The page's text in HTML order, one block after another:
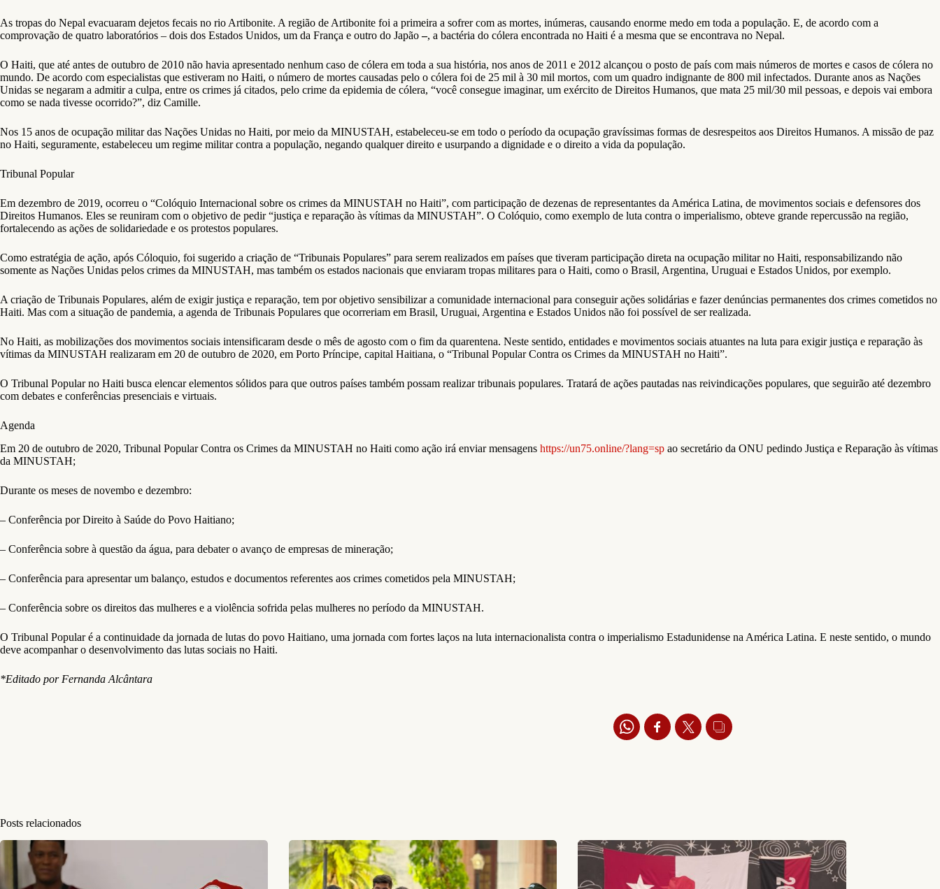
As tropas do Nepal evacuaram dejetos fecais no rio Artibonite. A região de Artibonite foi a primeira a sofrer com as mortes, inúmeras, causando enorme medo em toda a população. E, de acordo com a
comprovação de quatro laboratórios – dois dos Estados Unidos, um da França e outro do Japão–, a bactéria do cólera encontrada no Haiti é a mesma que se encontrava no Nepal.
O Haiti, que até antes de outubro de 2010 não havia apresentado nenhum caso de cólera em toda a sua história, nos anos de 2011 e 2012 alcançou o posto de país com mais números de mortes e casos de cólera no
mundo. De acordo com especialistas que estiveram no Haiti, o número de mortes causadas pelo o cólera foi de 25 mil à 30 mil mortos, com um quadro indignante de 800 mil infectados. Durante anos as Nações
Unidas se negaram a admitir a culpa, entre os crimes já citados, pelo crime da epidemia de cólera, “você consegue imaginar, um exército de Direitos Humanos, que mata 25 mil/30 mil pessoas, e depois vai embora
como se nada tivesse ocorrido?”, diz Camille.
Nos 15 anos de ocupação militar das Nações Unidas no Haiti, por meio da MINUSTAH, estabeleceu-se em todo o período da ocupação gravíssimas formas de desrespeitos aos Direitos Humanos. A missão de paz
no Haiti, seguramente, estabeleceu um regime militar contra a população, negando qualquer direito e usurpando a dignidade e o direito a vida da população.
Tribunal Popular
Em dezembro de 2019, ocorreu o “Colóquio Internacional sobre os crimes da MINUSTAH no Haiti”, com participação de dezenas de representantes da América Latina, de movimentos sociais e defensores dos
Direitos Humanos. Eles se reuniram com o objetivo de pedir “justiça e reparação às vítimas da MINUSTAH”. O Colóquio, como exemplo de luta contra o imperialismo, obteve grande repercussão na região,
fortalecendo as ações de solidariedade e os protestos populares.
Como estratégia de ação, após Cóloquio, foi sugerido a criação de “Tribunais Populares” para serem realizados em países que tiveram participação direta na ocupação militar no Haiti, responsabilizando não
somente as Nações Unidas pelos crimes da MINUSTAH, mas também os estados nacionais que enviaram tropas militares para o Haiti, como o Brasil, Argentina, Uruguai e Estados Unidos, por exemplo.
A criação de Tribunais Populares, além de exigir justiça e reparação, tem por objetivo sensibilizar a comunidade internacional para conseguir ações solidárias e fazer denúncias permanentes dos crimes cometidos no
Haiti. Mas com a situação de pandemia, a agenda de Tribunais Populares que ocorreriam em Brasil, Uruguai, Argentina e Estados Unidos não foi possível de ser realizada.
No Haiti, as mobilizações dos movimentos sociais intensificaram desde o mês de agosto com o fim da quarentena. Neste sentido, entidades e movimentos sociais atuantes na luta para exigir justiça e reparação às
vítimas da MINUSTAH realizaram em 20 de outubro de 2020, em Porto Príncipe, capital Haitiana, o “Tribunal Popular Contra os Crimes da MINUSTAH no Haiti”.
O Tribunal Popular no Haiti busca elencar elementos sólidos para que outros países também possam realizar tribunais populares. Tratará de ações pautadas nas reivindicações populares, que seguirão até dezembro
com debates e conferências presenciais e virtuais.
Agenda
Em 20 de outubro de 2020, Tribunal Popular Contra os Crimes da MINUSTAH no Haiti como ação irá enviar mensagens https://un75.online/?lang=sp ao secretário da ONU pedindo Justiça e Reparação às vítimas
da MINUSTAH;
Durante os meses de novembo e dezembro:
– Conferência por Direito à Saúde do Povo Haitiano;
– Conferência sobre à questão da água, para debater o avanço de empresas de mineração;
– Conferência para apresentar um balanço, estudos e documentos referentes aos crimes cometidos pela MINUSTAH;
– Conferência sobre os direitos das mulheres e a violência sofrida pelas mulheres no período da MINUSTAH.
O Tribunal Popular é a continuidade da jornada de lutas do povo Haitiano, uma jornada com fortes laços na luta internacionalista contra o imperialismo Estadunidense na América Latina. E neste sentido, o mundo
deve acompanhar o desenvolvimento das lutas sociais no Haiti.
*Editado por Fernanda Alcântara
Posts relacionados